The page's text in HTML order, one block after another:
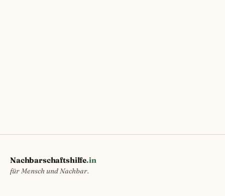
Nachbarschaftshilfe.in
für Mensch und Nachbar.